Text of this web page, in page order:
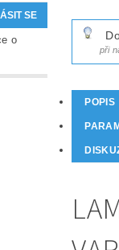
o
při
POPIS